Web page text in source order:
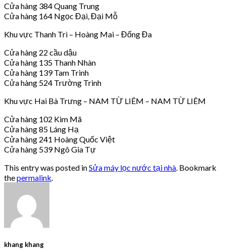
Cửa hàng 384 Quang Trung
Cửa hàng 164 Ngọc Đại, Đại Mỗ
Khu vực Thanh Trì – Hoàng Mai – Đống Đa
Cửa hàng 22 cầu dậu
Cửa hàng 135 Thanh Nhàn
Cửa hàng 139 Tam Trinh
Cửa hàng 524 Trường Trinh
Khu vực Hai Bà Trưng – NAM TỪ LIÊM – NAM TỪ LIÊM
Cửa hàng 102 Kim Mã
Cửa hàng 85 Láng Hạ
Cửa hàng 241 Hoàng Quốc Việt
Cửa hàng 539 Ngô Gia Tự
This entry was posted inSửa máy lọc nước tại nhà . Bookmark
thepermalink
khang khang